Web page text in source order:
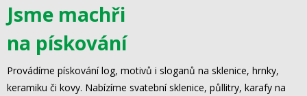
Jsme machři
na pískování
Provádíme pískování log, motivů i sloganů na sklenice, hrnky,
keramiku či kovy. Nabízíme svatební sklenice, půllitry, karafy na